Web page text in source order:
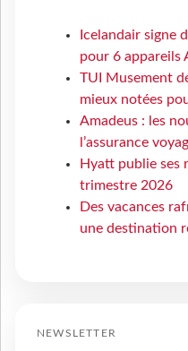
Icelandair signe
pour 6 appareils
TUI Musement
mieux notées
Amadeus : les
l’assurance
Hyatt publie ses
trimestre 2026
Des vacances
une destination
NEWSLETTER